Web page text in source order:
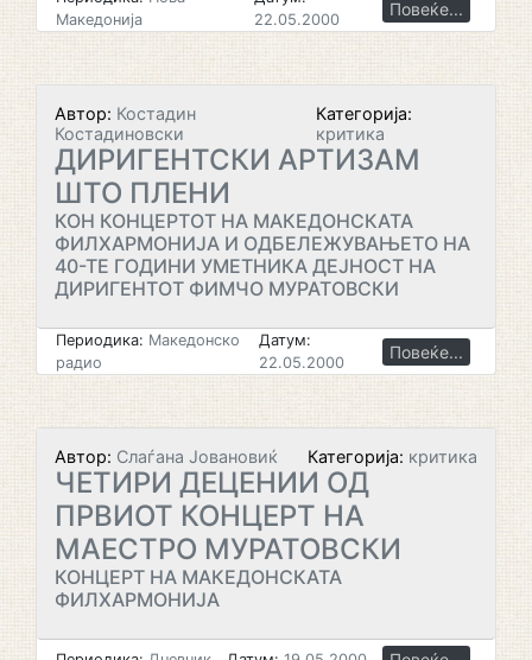
Македонија
22.05.2000
Повеќе...
Автор: Костадин
Костадиновски
Категорија:
критика
ДИРИГЕНТСКИ АРТИЗАМ
ШТО ПЛЕНИ
КОН КОНЦЕРТОТ НА МАКЕДОНСКАТА
ФИЛХАРМОНИЈА И ОДБЕЛЕЖУВАЊЕТО НА
40-ТЕ ГОДИНИ УМЕТНИКА ДЕЈНОСТ НА
ДИРИГЕНТОТ ФИМЧО МУРАТОВСКИ
Периодика: Македонско
радио
Датум:
22.05.2000
Повеќе...
Автор: Слаѓана Јовановиќ Категорија: критика
ЧЕТИРИ ДЕЦЕНИИ ОД
ПРВИОТ КОНЦЕРТ НА
МАЕСТРО МУРАТОВСКИ
КОНЦЕРТ НА МАКЕДОНСКАТА
ФИЛХАРМОНИЈА